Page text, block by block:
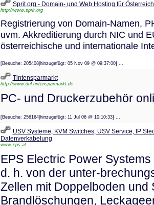
Sprit.org - Domain- und Web Hosting für
http://www.sprit.org
Registrierung von Domain-Namen,
uvm. Akkreditierung durch NIC und
österreichische und internationale
[Besuche: 205408|hinzugefügt: 05 Nov 09 @ 09:37:00] ...
Tintensparmarkt
http://www.dnl.tintensparmarkt.de
PC- und Druckerzubehör
[Besuche: 256164|hinzugefügt: 11 Jul 06 @ 10:10:33] ...
USV Systeme, KVM Switches, USV Service, IP
Datenverkabelung
www.eps.at
EPS Electric Power
d. h. von der unter-
Zellen mit Doppelboden
Brandlöschungen,